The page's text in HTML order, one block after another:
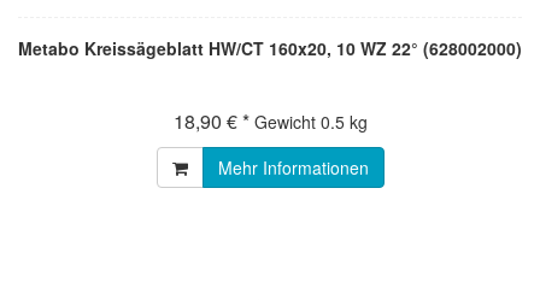
Metabo Kreissägeblatt HW/CT 160x20, 10 WZ 22° (628002000)
18,90 € * Gewicht 0.5 kg
Mehr Informationen